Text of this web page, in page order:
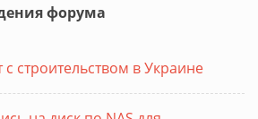
форума
строительством в Украине